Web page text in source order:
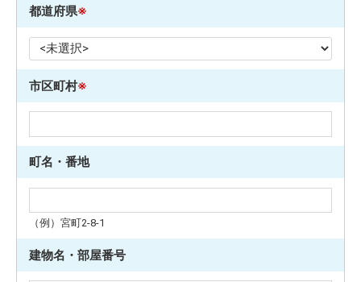
都道府県※
市区町村※
町名・番地
（例）宮町2-8-1
建物名・部屋番号